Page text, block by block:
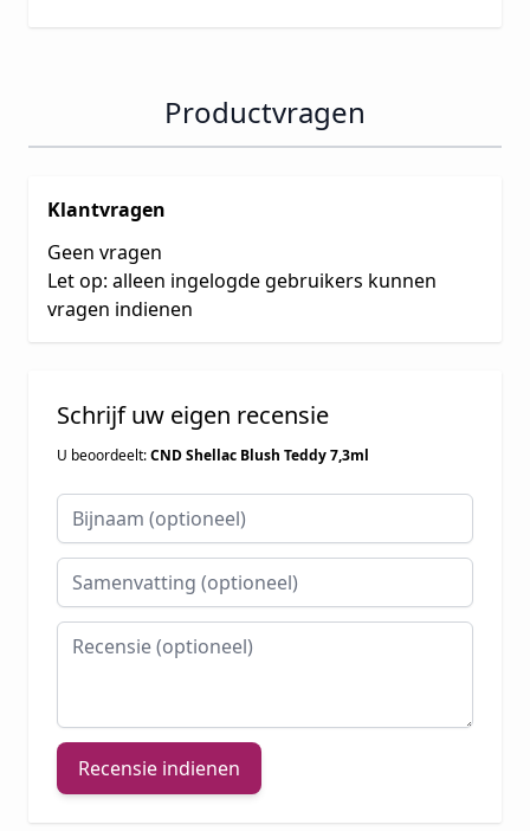
Productvragen
Klantvragen
Geen vragen
Let op: alleen ingelogde gebruikers kunnen
vragen indienen
Schrijf uw eigen recensie
U beoordeelt:CND Shellac Blush Teddy 7,3ml
Bijnaam
Samenvatting
Recensie
Recensie indienen